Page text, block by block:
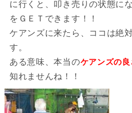
に行くと、叩き売りの状態に
をＧＥＴできます！！
ケアンズに来たら、ココは絶
す。
ある意味、本当のケアンズの良
知れませんね！！